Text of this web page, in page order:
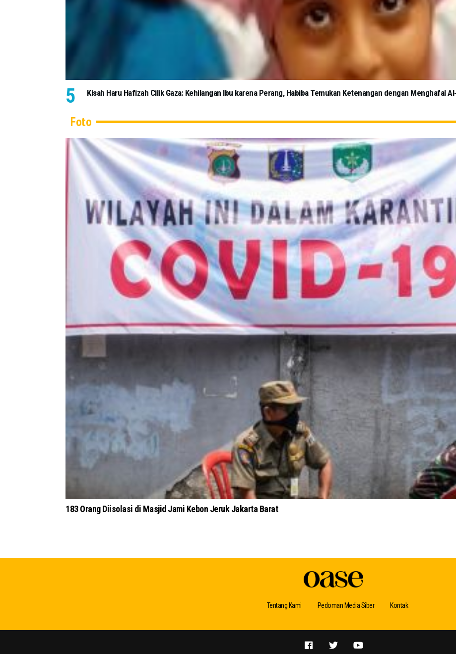
Kisah Haru Hafizah Cilik Gaza: Kehilangan Ibu karena Perang, Habiba Temukan Ketenangan dengan Menghafal
Foto
183 Orang Diisolasi di Masjid Jami Kebon Jeruk Jakarta Barat
Tentang Kami Pedoman Media Siber Kontak